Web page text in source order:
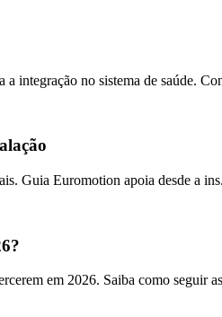
integração no sistema de saúde.
Guia Euromotion apoia desde a
em 2026. Saiba como seguir